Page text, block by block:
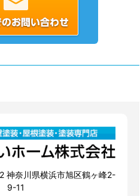
神奈川県横浜市旭区鶴ヶ峰2-
9-11